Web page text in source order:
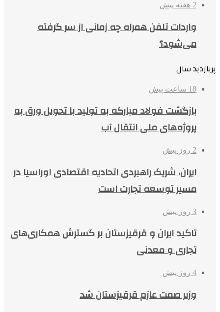
2 هفته پیش
واردات تلفن همراه چه زمانی از سر گرفته
می‌شود؟
پربازدید سال
18 ساعت پیش
بازگشت فولاد مبارکه به تولید با تحویل ورق به
پروژه‌های ملی انتقال آب
2 روز پیش
ایران، شریک راهبردی اتحادیه اقتصادی اوراسیا در
مسیر توسعه تجارت است
3 روز پیش
تاکید ایران و قرقیزستان بر گسترش همکاری‌های
تجاری و معدنی
4 روز پیش
وزیر صمت عازم قرقیزستان شد